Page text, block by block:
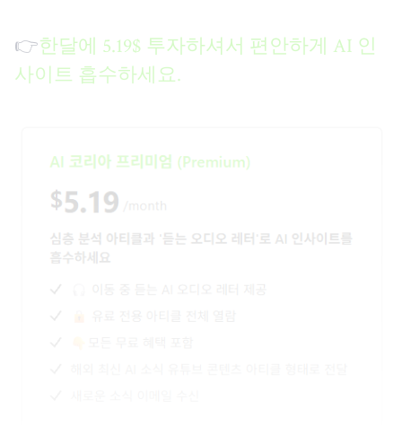
👉한달에 5.19$ 투자하셔서 편안하게 AI 인
사이트 흡수하세요.